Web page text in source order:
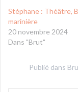
Stéphane : Théâtre,
marinière
20 novembre 2024
Dans "Brut"
Publié dans